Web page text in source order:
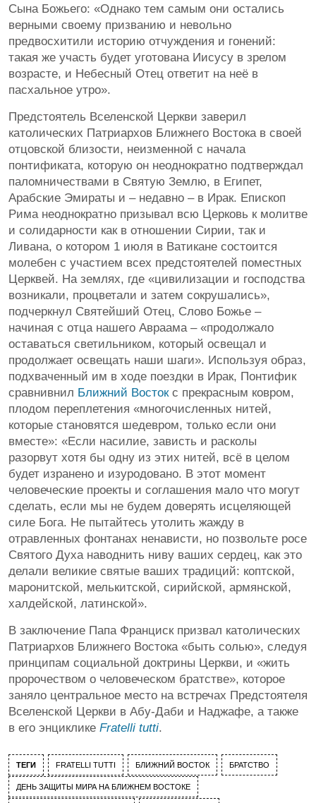
Сына Божьего: «Однако тем самым они остались
верными своему призванию и невольно
предвосхитили историю отчуждения и гонений:
такая же участь будет уготована Иисусу в зрелом
возрасте, и Небесный Отец ответит на неё в
пасхальное утро».
Предстоятель Вселенской Церкви заверил
католических Патриархов Ближнего Востока в своей
отцовской близости, неизменной с начала
понтификата, которую он неоднократно подтверждал
паломничествами в Святую Землю, в Египет,
Арабские Эмираты и – недавно – в Ирак. Епископ
Рима неоднократно призывал всю Церковь к молитве
и солидарности как в отношении Сирии, так и
Ливана, о котором 1 июля в Ватикане состоится
молебен с участием всех предстоятелей поместных
Церквей. На землях, где «цивилизации и господства
возникали, процветали и затем сокрушались»,
подчеркнул Святейший Отец, Слово Божье –
начиная с отца нашего Авраама – «продолжало
оставаться светильником, который освещал и
продолжает освещать наши шаги». Используя образ,
подхваченный им в ходе поездки в Ирак, Понтифик
сравнивнил Ближний Востокс прекрасным ковром,
плодом переплетения «многочисленных нитей,
которые становятся шедевром, только если они
вместе»: «Если насилие, зависть и расколы
разорвут хотя бы одну из этих нитей, всё в целом
будет изранено и изуродовано. В этот момент
человеческие проекты и соглашения мало что могут
сделать, если мы не будем доверять исцеляющей
силе Бога. Не пытайтесь утолить жажду в
отравленных фонтанах ненависти, но позвольте росе
Святого Духа наводнить ниву ваших сердец, как это
делали великие святые ваших традиций: коптской,
маронитской, мелькитской, сирийской, армянской,
халдейской, латинской».
В заключение Папа Франциск призвал католических
Патриархов Ближнего Востока «быть солью», следуя
принципам социальной доктрины Церкви, и «жить
пророчеством о человеческом братстве», которое
заняло центральное место на встречах Предстоятеля
Вселенской Церкви в Абу-Даби и Наджафе, а также
в его энциклике Fratelli tutti.
ТЕГИ FRATELLI TUTTI БЛИЖНИЙ ВОСТОК БРАТСТВО
ДЕНЬ ЗАЩИТЫ МИРА НА БЛИЖНЕМ ВОСТОКЕ